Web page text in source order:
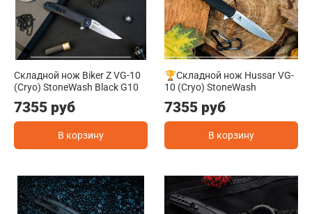
Складной нож Biker Z VG-10
(Cryo) StoneWash Black G10
7355 руб
В корзину
🏆Складной нож Hussar VG-
10 (Cryo) StoneWash
7355 руб
В корзину